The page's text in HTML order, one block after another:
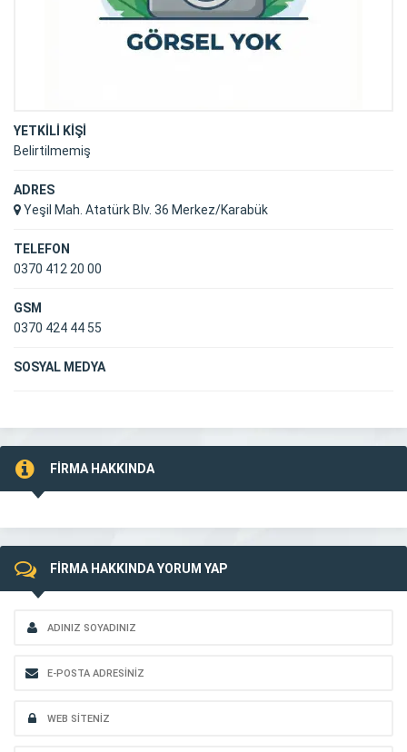
YETKİLİ KİŞİ
Belirtilmemiş
ADRES
Yeşil Mah. Atatürk Blv. 36 Merkez/Karabük
TELEFON
0370 412 20 00
GSM
0370 424 44 55
SOSYAL MEDYA
FİRMA HAKKINDA
FİRMA HAKKINDA YORUM YAP